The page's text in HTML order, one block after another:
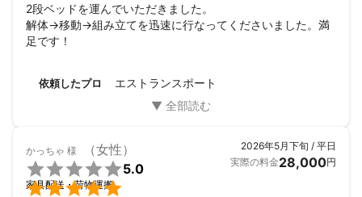
2段ベッドを運んでいただきました。
解体→移動→組み立てを迅速に行なってくださいました。満
足です！
依頼したプロ エストランスポート
かっちゃ 様 （女性）


5.0
家具配送・荷物運搬
2026年5月下旬 / 平日
実際の料金28,000円